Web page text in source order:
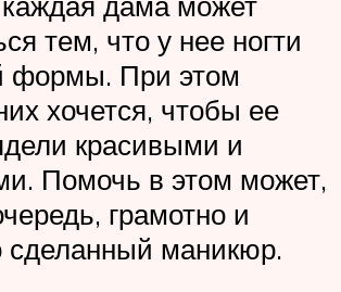
тем, что у нее ногти
формы. При этом
хочется, чтобы ее
красивыми и
Помочь в этом может,
грамотно и
сделанный маникюр.